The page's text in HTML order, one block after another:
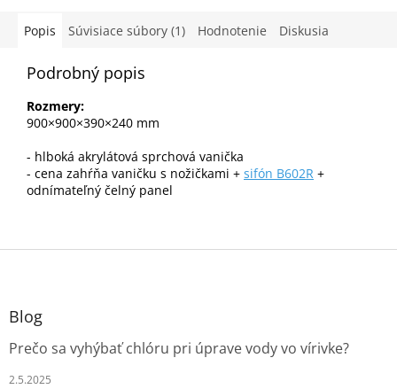
Popis Súvisiace súbory (1) Hodnotenie Diskusia
Podrobný popis
Rozmery:
900×900×390×240 mm
- hlboká akrylátová sprchová vanička
- cena zahŕňa vaničku s nožičkami + sifón B602R +
odnímateľný čelný panel
Z
Blog
Prečo sa vyhýbať chlóru pri úprave vody vo vírivke?
2.5.2025